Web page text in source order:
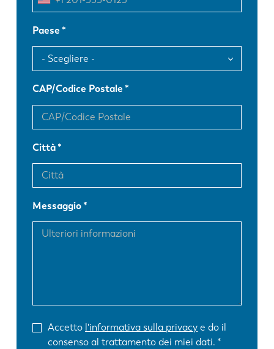
Paese
CAP/Codice Postale
Città
Messaggio
Accetto l'informativa sulla privacy e do il
consenso al trattamento dei miei dati.